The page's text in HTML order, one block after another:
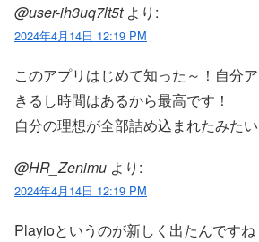
@user-ih3uq7lt5t より:
2024年4月14日 12:19 PM
このアプリはじめて知った～！自分
きるし時間はあるから最高です！
自分の理想が全部詰め込まれたみた
@HR_Zenimu より:
2024年4月14日 12:19 PM
Playioというのが新しく出たんです